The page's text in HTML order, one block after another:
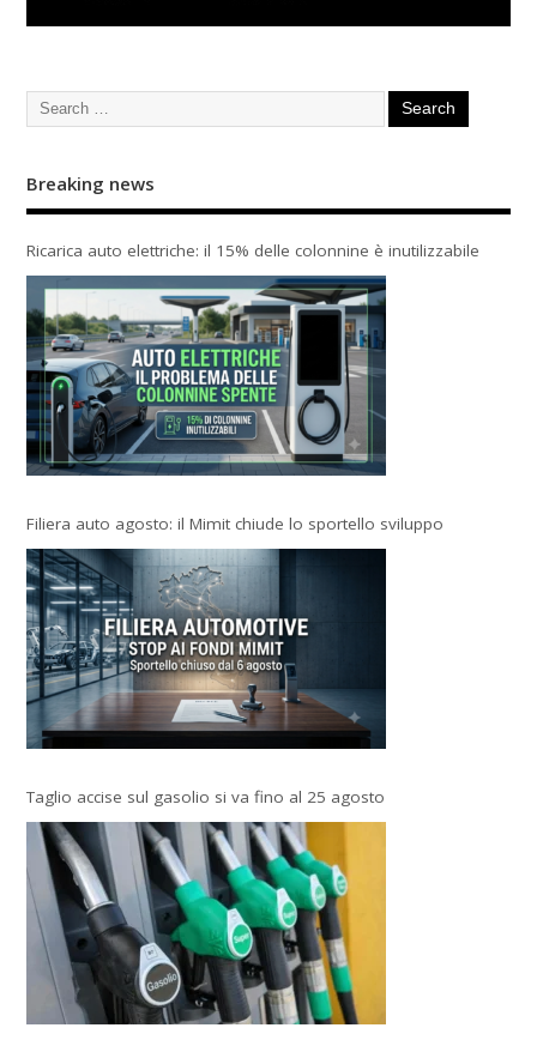
Breaking news
Ricarica auto elettriche: il 15% delle colonnine è inutilizzabile
Filiera auto agosto: il Mimit chiude lo sportello sviluppo
Taglio accise sul gasolio si va fino al 25 agosto